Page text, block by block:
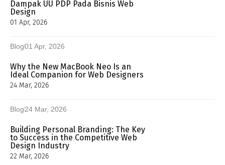
Dampak UU PDP Pada Bisnis Web
Design
01 Apr, 2026
Blog01 Apr, 2026
Why the New MacBook Neo Is an
Ideal Companion for Web Designers
24 Mar, 2026
Blog24 Mar, 2026
Building Personal Branding: The Key
to Success in the Competitive Web
Design Industry
22 Mar, 2026